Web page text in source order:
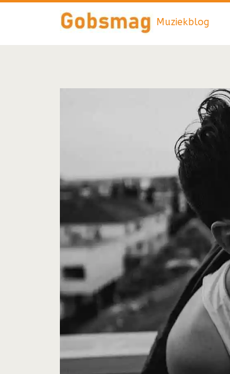
Muziekblog